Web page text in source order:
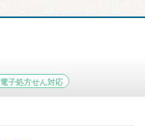
電子処方せん対応